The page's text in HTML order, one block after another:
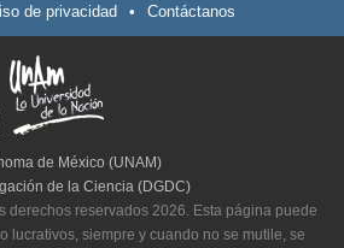
de privacidad • Contáctanos
de México (UNAM)
de la Ciencia (DGDC)
derechos reservados 2026. Esta página puede
lucrativos, siempre y cuando no se mutile, se